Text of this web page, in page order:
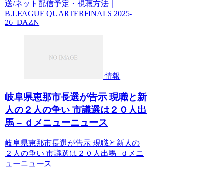
送/ネット配信予定・視聴方法｜
B.LEAGUE QUARTERFINALS 2025-
26 DAZN
情報
岐阜県恵那市長選が告示 現職と新
人の２人の争い 市議選は２０人出
馬 – ｄメニューニュース
岐阜県恵那市長選が告示 現職と新人の
２人の争い 市議選は２０人出馬 ｄメニ
ューニュース